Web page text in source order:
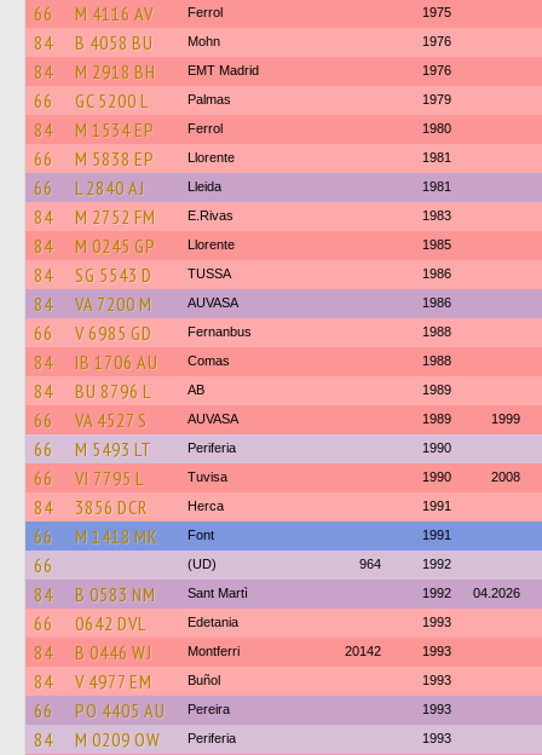
66 M 4116 AV Ferrol 1975
84 B 4058 BU Mohn 1976
84 M 2918 BH EMT Madrid 1976
66 GC 5200 L Palmas 1979
84 M 1534 EP Ferrol 1980
66 M 5838 EP Llorente 1981
66 L 2840 AJ Lleida 1981
84 M 2752 FM E.Rivas 1983
84 M 0245 GP Llorente 1985
84 SG 5543 D TUSSA 1986
84 VA 7200 M AUVASA 1986
66 V 6985 GD Fernanbus 1988
84 IB 1706 AU Comas 1988
84 BU 8796 L AB 1989
66 VA 4527 S AUVASA 1989 1999
66 M 5493 LT Periferia 1990
66 VI 7795 L Tuvisa 1990 2008
84 3856 DCR Herca 1991
66 M 1418 MK Font 1991
66 (UD) 964 1992
84 B 0583 NM Sant Martì 1992 04.2026
66 0642 DVL Edetania 1993
84 B 0446 WJ Montferri 20142 1993
84 V 4977 EM Buñol 1993
66 PO 4405 AU Pereira 1993
84 M 0209 OW Periferia 1993